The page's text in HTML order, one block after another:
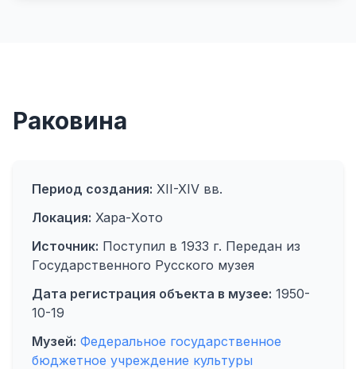
Раковина
Период создания: XII-XIV вв.
Локация: Хара-Хото
Источник: Поступил в 1933 г. Передан из
Государственного Русского музея
Дата регистрация объекта в музее: 1950-
10-19
Музей: Федеральное государственное
бюджетное учреждение культуры